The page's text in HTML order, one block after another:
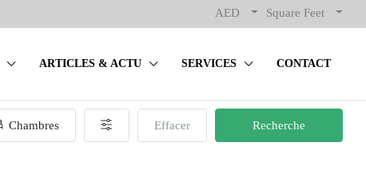
AED Square Feet
ARTICLES & ACTU SERVICES CONTACT
Chambres Effacer Recherche